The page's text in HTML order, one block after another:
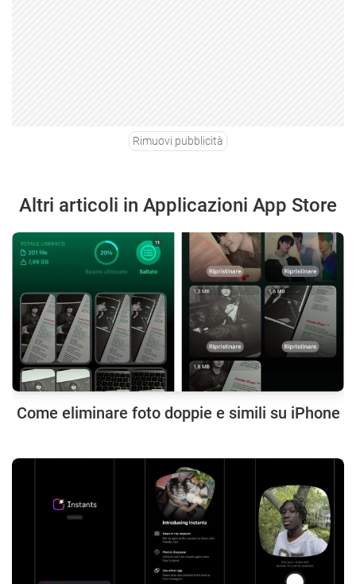
Rimuovi pubblicità
Altri articoli in Applicazioni App Store
Come eliminare foto doppie e simili su iPhone